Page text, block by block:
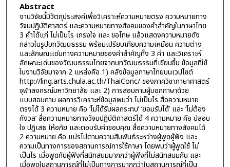
Abstract
งานวิจัยนี้มีวัตถุประสงค์เพื่อวิเคราะห์ความหมายตรง ความหมายทาง
วัจนปฏิบัติศาสตร์ และความหมายทางสังคมของคำสำคัญในภาษาไทย
3 คำได้แก่ ไม่เป็นไร เกรงใจ และ ขอโทษ แล้วแสดงความหมายดัง
กล่าวในรูปบทวัฒนธรรม พร้อมเปรียบเทียบความเหมือน ความต่าง
และลักษณะเด่นทางความหมายของคำสำคัญทั้ง 3 คำ และวิเคราะห์
ลักษณะเด่นของวัฒนธรรมไทยจากบทวัฒนธรรมที่เขียนขึ้น ข้อมูลที่ใช้
ในงานวิจัยมาจาก 2 แหล่งคือ 1) คลังข้อมูลภาษาไทยบนเวปไซต์
http://ling.arts.chula.ac.th/ThaiConc/ ของภาควิชาภาษาศาสตร์
จุฬาลงกรณ์มหาวิทยาลัย และ 2) การสอบถามผู้บอกภาษาด้วย
แบบสอบถาม ผลการวิเคราะห์ข้อมูลพบว่า ไม่เป็นไร สื่อความหมาย
ตรงได้ 3 ความหมาย คือ ‘ไม่ได้รับผลกระทบ’ ‘ยอมรับได้’ และ ‘ไม่ต้อง
กังวล’ สื่อความหมายทางวัจนปฏิบัติศาสตร์ได้ 4 ความหมาย คือ ปลอบ
ใจ ปฏิเสธ ให้อภัย และตอบรับคำขอบคุณ สื่อความหมายทางสังคมได้
2 ความหมาย คือ แปรไปตามความสัมพันธ์ระหว่างผู้พูดผู้ฟัง และ
ความเป็นทางการของสถานการณ์การใช้ภาษา โดยพบว่าผู้พูดใช้ ไม่
เป็นไร เมื่อพูดกับผู้ฟังที่สนิทสนมมากกว่าผู้ฟังที่ไม่สนิทสนมกัน และ
เมื่อพูดในสถานการณ์ที่ไม่เป็นทางการมากกว่าในสถานการณ์ที่เป็น